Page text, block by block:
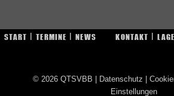
START TERMINE NEWS KONTAKT
© 2026 QTSVBB Datenschutz
Einstellungen